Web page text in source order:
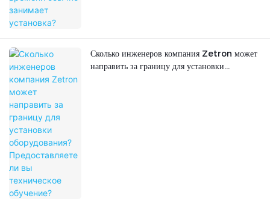
Сколько инженеров компания Zetron может
направить за границу для установки